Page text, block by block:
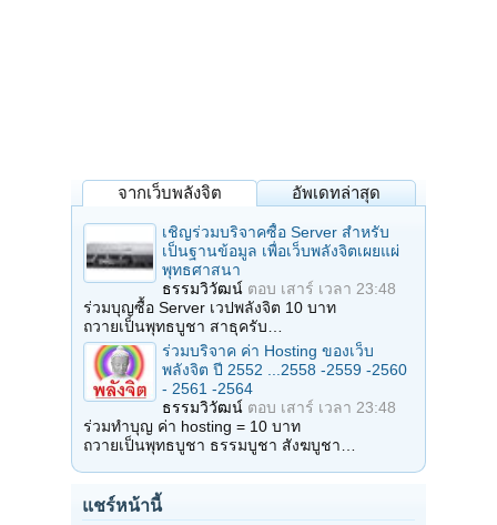
จากเว็บพลังจิต อัพเดทล่าสุด
เชิญร่วมบริจาคซื้อ Server สำหรับ
เป็นฐานข้อมูล เพื่อเว็บพลังจิตเผยแผ่
พุทธศาสนา
ธรรมวิวัฒน์ ตอบ เสาร์ เวลา 23:48
ร่วมบุญซื้อ Server เวปพลังจิต 10 บาท
ถวายเป็นพุทธบูชา สาธุครับ…
ร่วมบริจาค ค่า Hosting ของเว็บ
พลังจิต ปี 2552 ...2558 -2559 -2560
- 2561 -2564
ธรรมวิวัฒน์ ตอบ เสาร์ เวลา 23:48
ร่วมทำบุญ ค่า hosting = 10 บาท
ถวายเป็นพุทธบูชา ธรรมบูชา สังฆบูชา…
แชร์หน้านี้